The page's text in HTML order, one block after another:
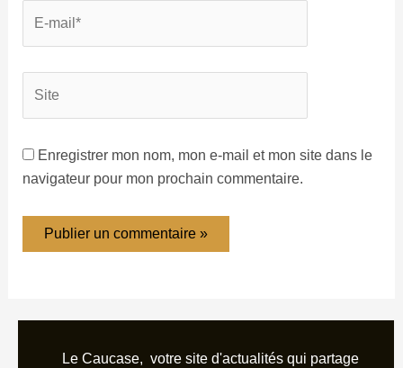
Enregistrer mon nom, mon e-mail et mon site dans le
navigateur pour mon prochain commentaire.
Le Caucase, votre site d'actualités qui partage